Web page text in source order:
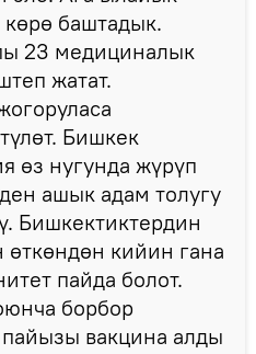
баштадык.
23 медициналык
жатат.
Бишкек
өз нугунда жүрүп
ашык адам толугу
Бишкектиктердин
кийин гана
пайда болот.
борбор
вакцина алды